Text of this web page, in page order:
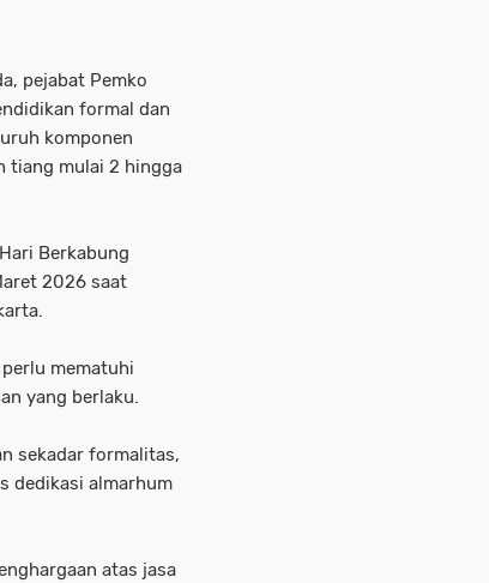
pejabat Pemko
formal dan
komponen
tiang mulai 2 hingga
Berkabung
2026 saat
mematuhi
yang berlaku.
sekadar formalitas,
dedikasi almarhum
atas jasa